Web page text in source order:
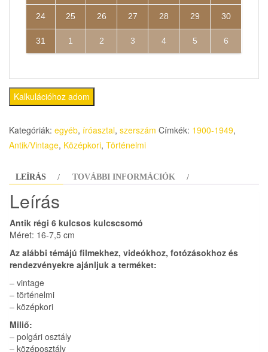
24 25 26 27 28 29 30
31 1 2 3 4 5 6
Kalkulációhoz adom
Kategóriák: egyéb, íróasztal, szerszám Címkék: 1900-1949,
Antik/Vintage, Középkori, Történelmi
LEÍRÁS TOVÁBBI INFORMÁCIÓK
Leírás
Antik régi 6 kulcsos kulcscsomó
Méret: 16-7,5 cm
Az alábbi témájú filmekhez, videókhoz, fotózásokhoz és
rendezvényekre ajánljuk a terméket:
– vintage
– történelmi
– középkori
Miliő:
– polgári osztály
– középosztály